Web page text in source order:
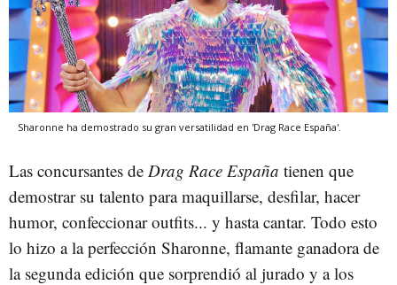
Sharonne ha demostrado su gran versatilidad en 'Drag Race España'.
Las concursantes de Drag Race España tienen que
demostrar su talento para maquillarse, desfilar, hacer
humor, confeccionar outfits... y hasta cantar. Todo esto
lo hizo a la perfección Sharonne, flamante ganadora de
la segunda edición que sorprendió al jurado y a los